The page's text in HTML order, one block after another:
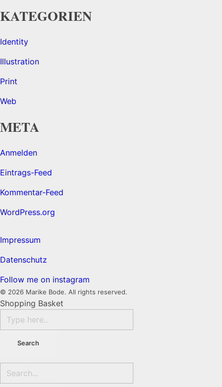
KATEGORIEN
Identity
Illustration
Print
Web
META
Anmelden
Eintrags-Feed
Kommentar-Feed
WordPress.org
Impressum
Datenschutz
Follow me on instagram
© 2026 Marike Bode. All rights reserved.
Shopping Basket